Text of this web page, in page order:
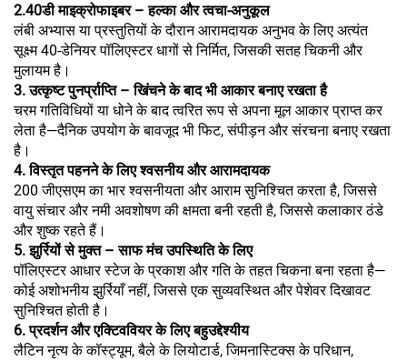
2.40डी माइक्रोफाइबर – हल्का और त्वचा-अनुकूल
लंबी अभ्यास या प्रस्तुतियों के दौरान आरामदायक अनुभव के लिए अत्यंत
सूक्ष्म 40-डेनियर पॉलिएस्टर धागों से निर्मित, जिसकी सतह चिकनी और
मुलायम है।
3. उत्कृष्ट पुनर्प्राप्ति – खिंचने के बाद भी आकार बनाए रखता है
चरम गतिविधियों या धोने के बाद त्वरित रूप से अपना मूल आकार प्राप्त कर
लेता है—दैनिक उपयोग के बावजूद भी फिट, संपीड़न और संरचना बनाए रखता
है।
4. विस्तृत पहनने के लिए श्वसनीय और आरामदायक
200 जीएसएम का भार श्वसनीयता और आराम सुनिश्चित करता है, जिससे
वायु संचार और नमी अवशोषण की क्षमता बनी रहती है, जिससे कलाकार ठंडे
और शुष्क रहते हैं।
5. झुर्रियों से मुक्त – साफ मंच उपस्थिति के लिए
पॉलिएस्टर आधार स्टेज के प्रकाश और गति के तहत चिकना बना रहता है—
कोई अशोभनीय झुर्रियाँ नहीं, जिससे एक सुव्यवस्थित और पेशेवर दिखावट
सुनिश्चित होती है।
6. प्रदर्शन और एक्टिववियर के लिए बहुउद्देश्यीय
लैटिन नृत्य के कॉस्ट्यूम, बैले के लियोटार्ड, जिमनास्टिक्स के परिधान,